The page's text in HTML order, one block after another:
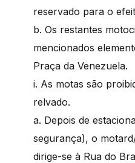
reservado para o
b. Os restantes
mencionados
Praça da Venezuela.
i. As motas são
relvado.
a. Depois de
segurança), o
dirige-se à Rua do